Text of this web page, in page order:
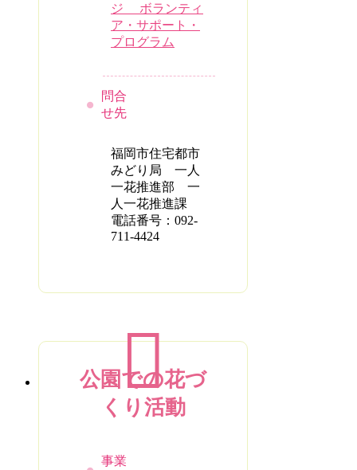
ジ ボランティ
ア・サポート・
プログラム
問合
せ先
福岡市住宅都市
みどり局 一人
一花推進部 一
人一花推進課
電話番号：092-
711-4424
公園での花づ
くり活動
事業